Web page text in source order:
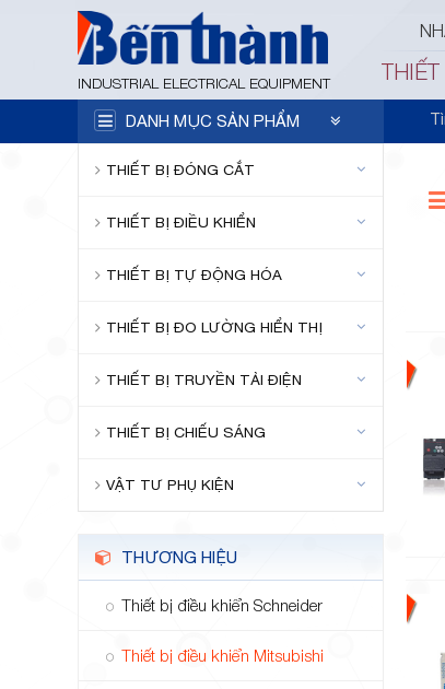
INDUSTRIAL ELECTRICAL EQUIPMENT
DANH MỤC SẢN PHẨM
THIẾT BỊ ĐÓNG CẮT
THIẾT BỊ ĐIỀU KHIỂN
THIẾT BỊ TỰ ĐỘNG HÓA
THIẾT BỊ ĐO LƯỜNG HIỂN THỊ
THIẾT BỊ TRUYỀN TẢI ĐIỆN
THIẾT BỊ CHIẾU SÁNG
VẬT TƯ PHỤ KIỆN
THƯƠNG HIỆU
Thiết bị điều khiển Schneider
Thiết bị điều khiển Mitsubishi